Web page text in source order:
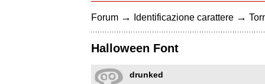
Forum → Identificazione carattere →
Halloween Font
drunked